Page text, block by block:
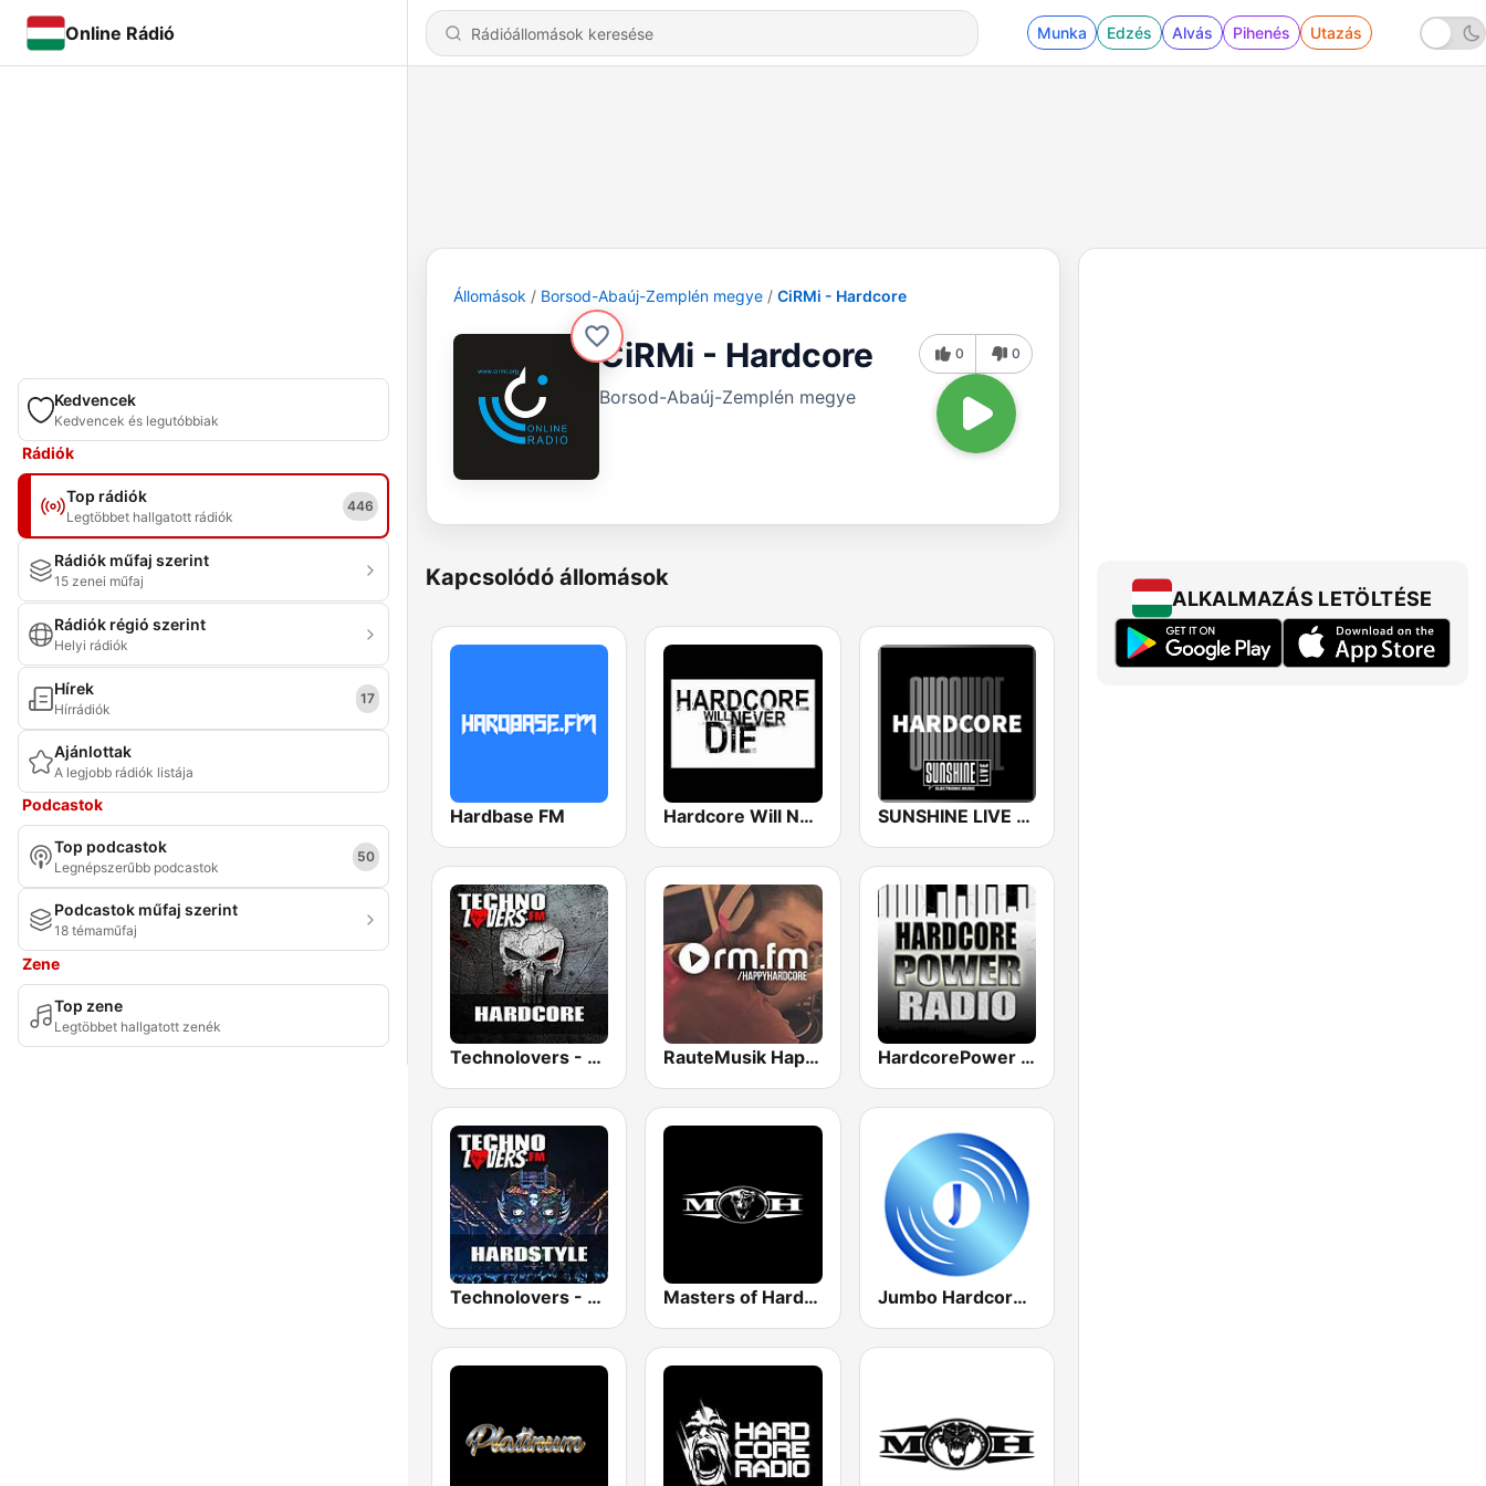
Online Rádió Munka Edzés Alvás Pihenés Utazás
Kedvencek
Kedvencek és legutóbbiak
Rádiók
Top rádiók
Legtöbbet hallgatott rádiók
446
Rádiók műfaj szerint
15 zenei műfaj
Rádiók régió szerint
Helyi rádiók
Hírek
Hírrádiók
17
Ajánlottak
A legjobb rádiók listája
Podcastok
Top podcastok
Legnépszerűbb podcastok
50
Podcastok műfaj szerint
18 témaműfaj
Zene
Top zene
Legtöbbet hallgatott zenék
Állomások Borsod-Abaúj-Zemplén megye CiRMi - Hardcore
CiRMi - Hardcore
Borsod-Abaúj-Zemplén megye
0 0
Kapcsolódó állomások
Hardbase FM Hardcore Will Never Die SUNSHINE LIVE - Hardcore
Technolovers - HARDCORE RauteMusik Happy Hardcore HardcorePower Radio
Technolovers - HARDSTYLE Masters of Hardcore Jumbo Hardcore Radio
ALKALMAZÁS LETÖLTÉSE